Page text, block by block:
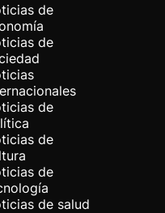
de
de
de
de
de
de salud